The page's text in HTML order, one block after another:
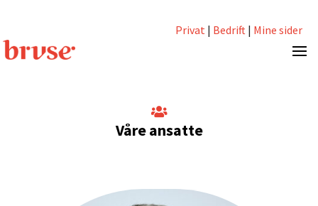
Privat| Bedrift| Mine sider

Våre ansatte